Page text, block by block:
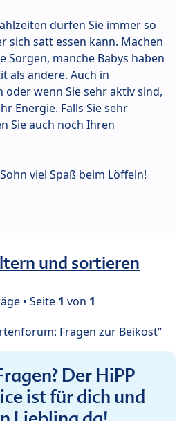
dürfen Sie immer so
sich satt essen kann. Machen
Sorgen, manche Babys haben
als andere. Auch in
oder wenn Sie sehr aktiv sind,
Energie. Falls Sie sehr
Sie auch noch Ihren
viel Spaß beim Löffeln!
und sortieren
• Seite 1 von 1
Fragen zur Beikost“
Der HiPP
ist für dich und